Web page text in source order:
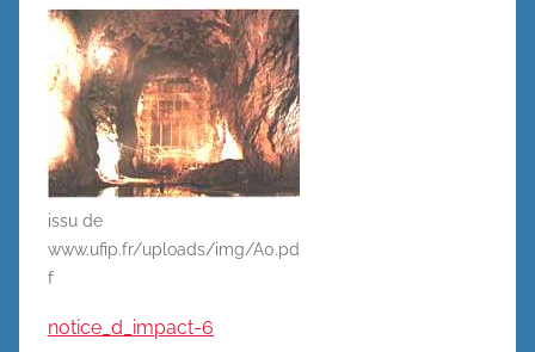
issu de
www.ufip.fr/uploads/img/A0.pd
f
notice_d_impact-6